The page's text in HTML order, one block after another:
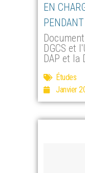
EN
DGCS et
DAP et la
Études
Janvier